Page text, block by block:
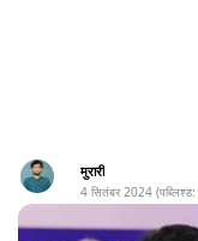
मुरारी
4 सितंबर 2024 (पब्लिश्ड: